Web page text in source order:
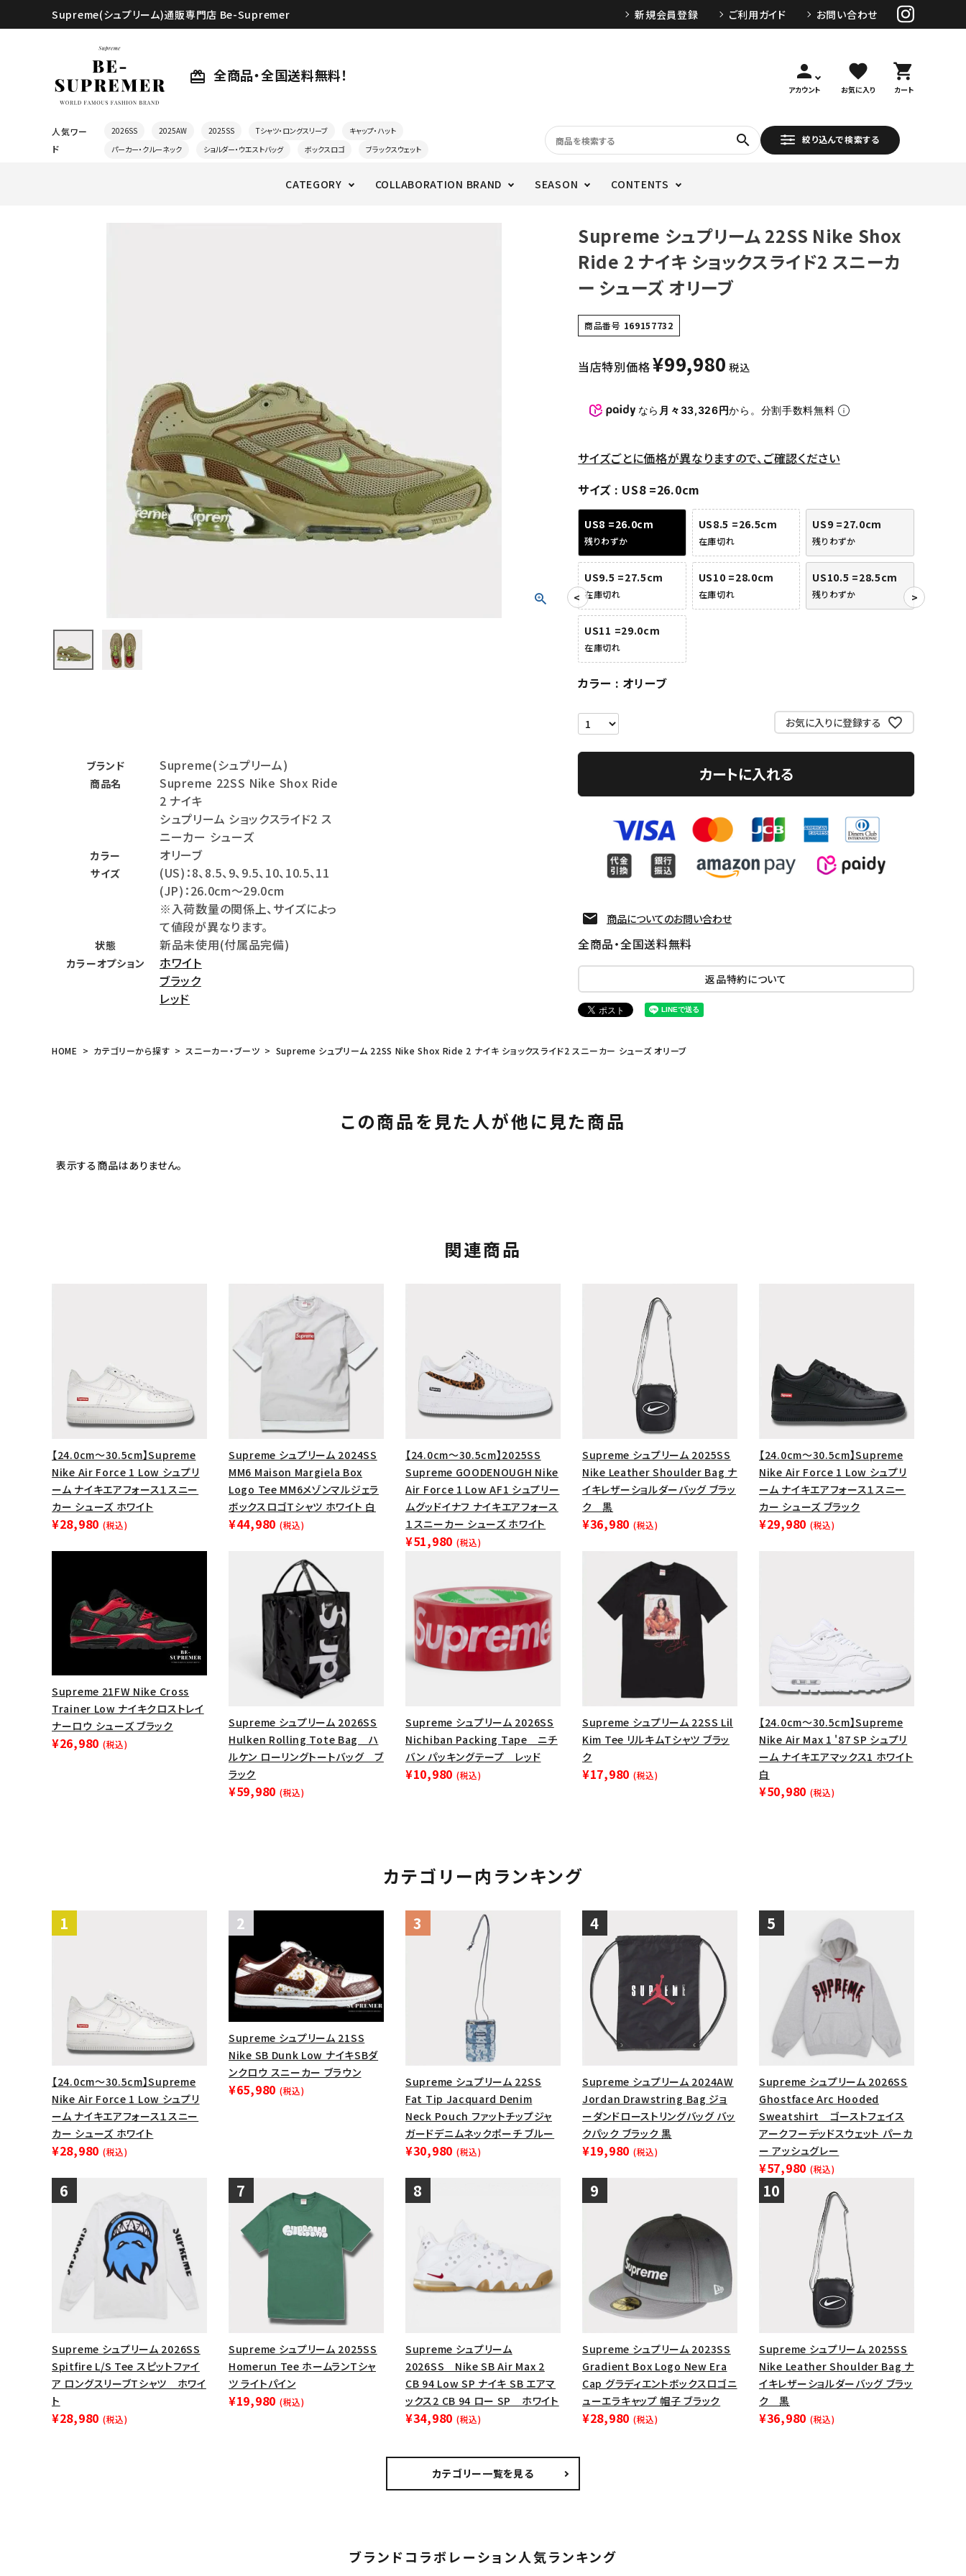
Supreme(シュプリーム)通販専門店 Be-Supremer 新規会員登録 ご利用ガイド お問い合わせ
card_giftcard 全商品・全国送料無料！ person
アカウント
favorite
お気に入り
shopping_cart
カート
人気ワー
ド
2026SS 2025AW 2025SS Tシャツ・ロングスリーブ
キャップ・ハット
パーカー・クルーネック
ショルダー・ウエストバッグ ボックスロゴ ブラックスウェット
search 絞り込んで検索する
CATEGORY COLLABORATION BRAND SEASON CONTENTS
キーワードから探す
カテゴリーから探す コラボレーションブランドから探す
円 ～
2025AW
2025SS
Tシャツ・ロングスリーブ
キャップ・ハット
ショルダー・ウエストバッグ
ブラックスウェット
絞り込んで検索する
Tシャツ・ロングスリーブ
ニット帽・ビーニー
バックパック・リュック
ようこそ ゲスト 様
会員登録
ブランド Supreme(シュプリーム)
商品名
Supreme 22SS Nike Shox Ride
2 ナイキ
シュプリーム ショックスライド2 ス
ニーカー シューズ
カラー オリーブ
サイズ
(US)：8、8.5、9、9.5、10、10.5、11
(JP)：26.0cm～29.0cm
※入荷数量の関係上、サイズによっ
て値段が異なります。
状態 新品未使用(付属品完備)
カラーオプション
ホワイト
ブラック
レッド
Supreme シュプリーム 22SS Nike Shox
Ride 2 ナイキ ショックスライド2 スニーカ
ー シューズ オリーブ
商品番号 169157732
当店特別価格¥99,980 税込
なら 月々33,326円から。分割手数料無料
サイズごとに価格が異なりますので、ご確認ください
サイズ
US8 =26.0cm
US8 =26.0cm
残りわずか
US8.5 =26.5cm
在庫切れ
US9 =27.0cm
残りわずか
US9.5 =27.5cm
在庫切れ
US10 =28.0cm
在庫切れ
US10.5 =28.5cm
残りわずか
US11 =29.0cm
在庫切れ
カラー オリーブ
お気に入りに登録する
カートに入れる
商品についてのお問い合わせ
全商品・全国送料無料
返品特約について
HOME カテゴリーから探す スニーカー・ブーツ Supreme シュプリーム 22SS Nike Shox Ride 2 ナイキ ショックスライド2 スニーカー シューズ オリーブ
この商品を見た人が他に見た商品
表示する商品はありません。
関連商品
【24.0cm～30.5cm】Supreme
Nike Air Force 1 Low シュプリ
ーム ナイキエアフォース１スニー
カー シューズ ホワイト
¥28,980 (税込)
Supreme シュプリーム 2024SS
MM6 Maison Margiela Box
Logo Tee MM6メゾンマルジェラ
ボックスロゴTシャツ ホワイト 白
¥44,980 (税込)
【24.0cm～30.5cm】2025SS
Supreme GOODENOUGH Nike
Air Force 1 Low AF1 シュプリー
ムグッドイナフ ナイキエアフォース
１スニーカー シューズ ホワイト
¥51,980 (税込)
Supreme シュプリーム 2025SS
Nike Leather Shoulder Bag ナ
イキレザーショルダーバッグ ブラッ
ク 黒
¥36,980 (税込)
【24.0cm～30.5cm】Supreme
Nike Air Force 1 Low シュプリ
ーム ナイキエアフォース１スニー
カー シューズ ブラック
¥29,980 (税込)
Supreme 21FW Nike Cross
Trainer Low ナイキクロストレイ
ナーロウ シューズ ブラック
¥26,980 (税込)
Supreme シュプリーム 2026SS
Hulken Rolling Tote Bag ハ
ルケン ローリングトートバッグ ブ
ラック
¥59,980 (税込)
Supreme シュプリーム 2026SS
Nichiban Packing Tape ニチ
バン パッキングテープ レッド
¥10,980 (税込)
Supreme シュプリーム 22SS Lil
Kim Tee リルキムTシャツ ブラッ
ク
¥17,980 (税込)
【24.0cm～30.5cm】Supreme
Nike Air Max 1 '87 SP シュプリ
ーム ナイキエアマックス1 ホワイト
白
¥50,980 (税込)
カテゴリー内ランキング
【24.0cm～30.5cm】Supreme
Nike Air Force 1 Low シュプリ
ーム ナイキエアフォース１スニー
カー シューズ ホワイト
¥28,980 (税込)
Supreme シュプリーム 21SS
Nike SB Dunk Low ナイキSBダ
ンクロウ スニーカー ブラウン
¥65,980 (税込)
Supreme シュプリーム 22SS
Fat Tip Jacquard Denim
Neck Pouch ファットチップジャ
ガードデニムネックポーチ ブルー
¥30,980 (税込)
Supreme シュプリーム 2024AW
Jordan Drawstring Bag ジョ
ーダンドローストリングバッグ バッ
クパック ブラック 黒
¥19,980 (税込)
Supreme シュプリーム 2026SS
Ghostface Arc Hooded
Sweatshirt ゴーストフェイス
アークフーデッドスウェット パーカ
ー アッシュグレー
¥57,980 (税込)
Supreme シュプリーム 2026SS
Spitfire L/S Tee スピットファイ
ア ロングスリーブTシャツ ホワイ
ト
¥28,980 (税込)
Supreme シュプリーム 2025SS
Homerun Tee ホームランTシャ
ツ ライトパイン
¥19,980 (税込)
Supreme シュプリーム
2026SS Nike SB Air Max 2
CB 94 Low SP ナイキ SB エアマ
ックス2 CB 94 ロー SP ホワイト
¥34,980 (税込)
Supreme シュプリーム 2023SS
Gradient Box Logo New Era
Cap グラディエントボックスロゴニ
ューエラキャップ 帽子 ブラック
¥28,980 (税込)
Supreme シュプリーム 2025SS
Nike Leather Shoulder Bag ナ
イキレザーショルダーバッグ ブラッ
ク 黒
¥36,980 (税込)
カテゴリー一覧を見る
ブランドコラボレーション人気ランキング